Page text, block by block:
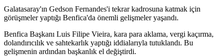
Galatasaray'ın Gedson Fernandes'i tekrar kadrosuna katmak için
görüşmeler yaptığı Benfica'da önemli gelişmeler yaşandı.
Benfica Başkanı Luis Filipe Vieira, kara para aklama, vergi kaçırma,
dolandırıcılık ve sahtekarlık yaptığı iddialarıyla tutuklandı. Bu
gelişmenin ardından başkanlık el değiştirdi.